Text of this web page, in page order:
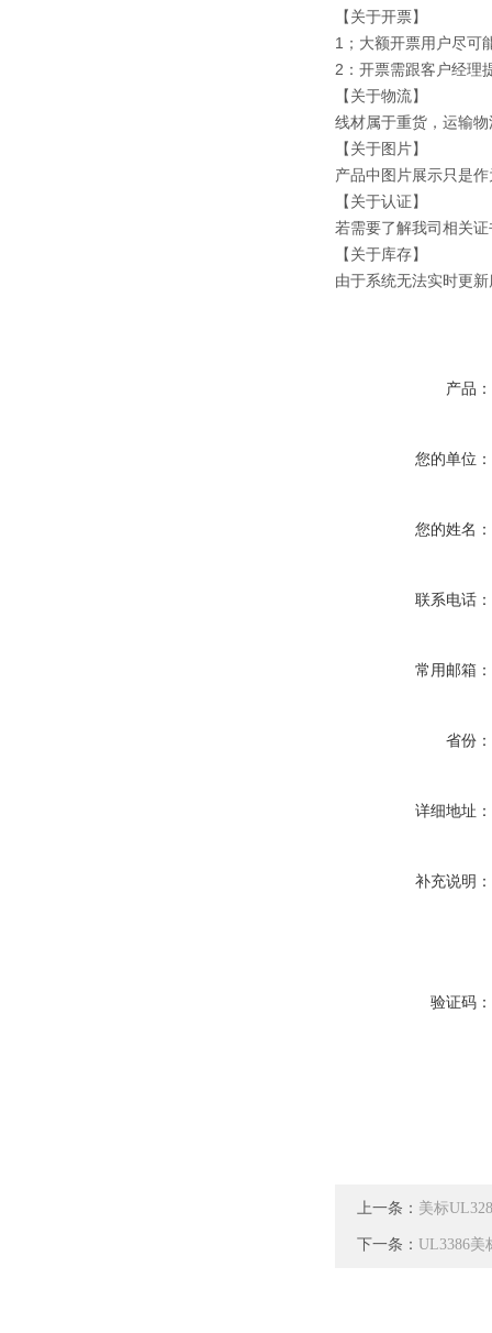
【关于开票】
1；大额开票用户尽可
2：开票需跟客户经理
【关于物流】
线材属于重货，运输
【关于图片】
产品中图片展示只是
【关于认证】
若需要了解我司相关
【关于库存】
由于系统无法实时更
产品：
您的单位：
您的姓名：
联系电话：
常用邮箱：
省份：
详细地址：
补充说明：
验证码：
上一条： 美标
下一条： UL3386美